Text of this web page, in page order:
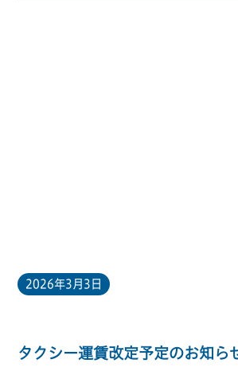
2026年3月3日
タクシー運賃改定予定のお知ら